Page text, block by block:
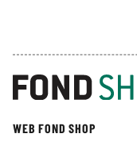
WEB FOND SHOP